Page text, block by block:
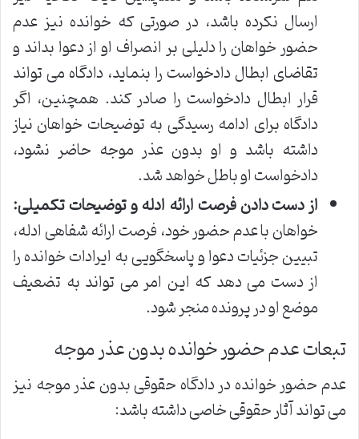
ارسال نکرده باشد، در صورتی که خوانده نیز عدم
حضور خواهان را دلیلی بر انصراف او از دعوا بداند و
تقاضای ابطال دادخواست را بنماید، دادگاه می تواند
قرار ابطال دادخواست را صادر کند. همچنین، اگر
دادگاه برای ادامه رسیدگی به توضیحات خواهان نیاز
داشته باشد و او بدون عذر موجه حاضر نشود،
دادخواست او باطل خواهد شد.
از دست دادن فرصت ارائه ادله و توضیحات تکمیلی:
خواهان با عدم حضور خود، فرصت ارائه شفاهی ادله،
تبیین جزئیات دعوا و پاسخگویی به ایرادات خوانده را
از دست می دهد که این امر می تواند به تضعیف
موضع او در پرونده منجر شود.
تبعات عدم حضور خوانده بدون عذر موجه
عدم حضور خوانده در دادگاه حقوقی بدون عذر موجه نیز
می تواند آثار حقوقی خاصی داشته باشد: